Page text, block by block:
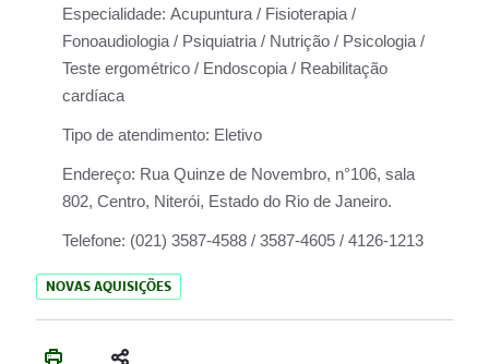
Especialidade: Acupuntura / Fisioterapia /
Fonoaudiologia / Psiquiatria / Nutrição / Psicologia /
Teste ergométrico / Endoscopia / Reabilitação
cardíaca
Tipo de atendimento: Eletivo
Endereço: Rua Quinze de Novembro, n°106, sala
802, Centro, Niterói, Estado do Rio de Janeiro.
Telefone: (021) 3587-4588 / 3587-4605 / 4126-1213
NOVAS AQUISIÇÕES